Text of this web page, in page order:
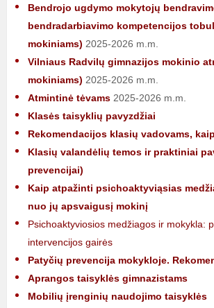
Bendrojo ugdymo mokytojų
bendradarbiavimo kompetencijos
mokiniams) 2025-2026 m.m.
Vilniaus Radvilų gimnazijos mokinio
mokiniams) 2025-2026 m.m.
Atmintinė tėvams 2025-2026 m.m.
Klasės taisyklių pavyzdžiai
Rekomendacijos klasių vadovams,
Klasių valandėlių temos ir praktiniai
prevencijai)
Kaip atpažinti psichoaktyviąsias
nuo jų apsvaigusį mokinį
Psichoaktyviosios medžiagos ir mokykla:
intervencijos gairės
Patyčių prevencija mokykloje.
Aprangos taisyklės gimnazistams
Mobilių įrenginių naudojimo taisyklės